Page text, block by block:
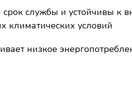
службы и устойчивы к
климатических условий
низкое